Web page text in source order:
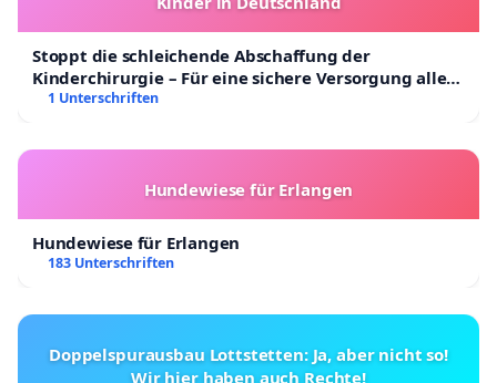
Stoppt die schleichende Abschaffung der
Kinderchirurgie – Für eine sichere Versorgung aller
Kinder in Deutschland
1 Unterschriften
Hundewiese für Erlangen
Hundewiese für Erlangen
183 Unterschriften
Doppelspurausbau Lottstetten: Ja, aber nicht so!
Wir hier haben auch Rechte!